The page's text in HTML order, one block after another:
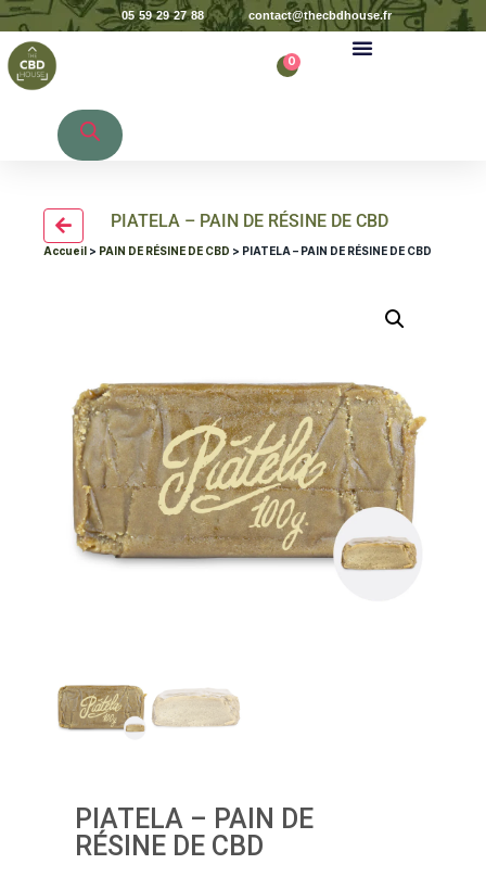
05 59 29 27 88 contact@thecbdhouse.fr
0
PIATELA – PAIN DE RÉSINE DE CBD
Accueil > PAIN DE RÉSINE DE CBD > PIATELA – PAIN DE RÉSINE DE CBD
PIATELA – PAIN DE
RÉSINE DE CBD